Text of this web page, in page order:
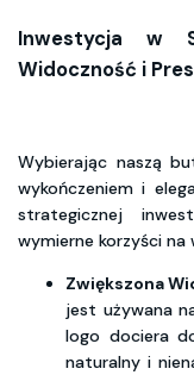
Inwestycja w
Widoczność i
Wybierając naszą
wykończeniem i
strategicznej
wymierne korzyści na
Zwiększona
jest używana
logo dociera
naturalny i